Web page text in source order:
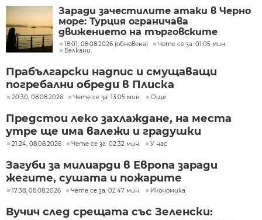
Заради зачестилите атаки в Черно
море: Турция ограничава
движението на търговските
кораби
18:01, 08.08.2026 (обновена)
Чете се за: 01:05 мин.
Балкани
Прабългарски надпис и смущаващи
погребални обреди в Плиска
20:30, 08.08.2026 Чете се за: 13:05 мин. Още
Предстои леко захлаждане, на места
утре ще има валежи и градушки
21:24, 08.08.2026 Чете се за: 02:32 мин. У нас
Загуби за милиарди в Европа заради
жегите, сушата и пожарите
17:38, 08.08.2026 Чете се за: 02:47 мин. Икономика
Вучич след срещата със Зеленски: